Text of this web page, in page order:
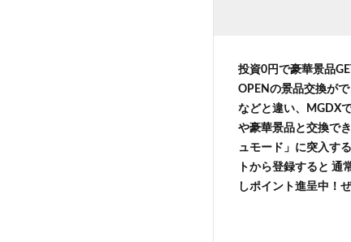
投資0円で豪華景品
OPENの景品交換が
などと違い、MGDX
や豪華景品と交換で
ュモード」に突入す
トから登録すると 通
しポイント進呈中！